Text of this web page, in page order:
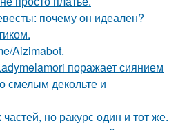
почему он идеален?
Aizimabot.
поражает сиянием
смелым декольте и
но ракурс один и тот же.